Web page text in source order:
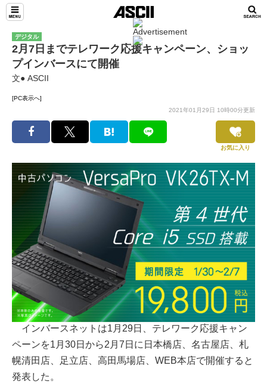
デジタル
2月7日までテレワーク応援キャンペーン、ショッ
プインバースにて開催
文● ASCII
[PC表示へ]
2021年01月29日 10時00分更新
お気に入り
インバースネットは1月29日、テレワーク応援キャン
ペーンを1月30日から2月7日に日本橋店、名古屋店、札
幌清田店、足立店、高田馬場店、WEB本店で開催すると
発表した。